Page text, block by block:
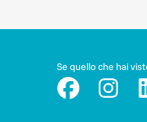
Se quello che hai